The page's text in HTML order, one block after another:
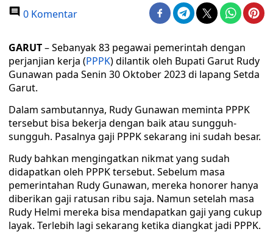
0 Komentar
GARUT– Sebanyak 83 pegawai pemerintah dengan
perjanjian kerja (PPPK) dilantik oleh Bupati Garut Rudy
Gunawan pada Senin 30 Oktober 2023 di lapang Setda
Garut.
Dalam sambutannya, Rudy Gunawan meminta PPPK
tersebut bisa bekerja dengan baik atau sungguh-
sungguh. Pasalnya gaji PPPK sekarang ini sudah besar.
Rudy bahkan mengingatkan nikmat yang sudah
didapatkan oleh PPPK tersebut. Sebelum masa
pemerintahan Rudy Gunawan, mereka honorer hanya
diberikan gaji ratusan ribu saja. Namun setelah masa
Rudy Helmi mereka bisa mendapatkan gaji yang cukup
layak. Terlebih lagi sekarang ketika diangkat jadi PPPK.